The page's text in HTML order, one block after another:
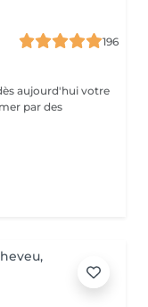
196
aujourd'hui votre
par des